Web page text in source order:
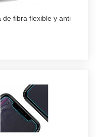
de fibra flexible y anti